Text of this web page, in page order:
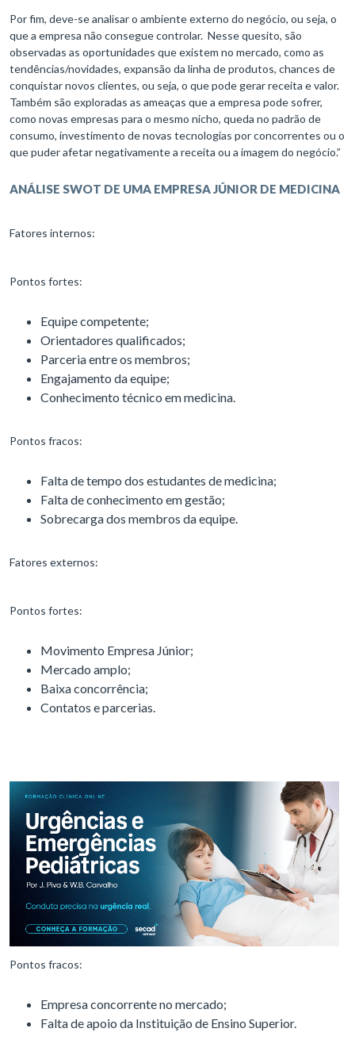
Por fim, deve-se analisar o ambiente externo do negócio, ou seja, o
que a empresa não consegue controlar. Nesse quesito, são
observadas as oportunidades que existem no mercado, como as
tendências/novidades, expansão da linha de produtos, chances de
conquistar novos clientes, ou seja, o que pode gerar receita e valor.
Também são exploradas as ameaças que a empresa pode sofrer,
como novas empresas para o mesmo nicho, queda no padrão de
consumo, investimento de novas tecnologias por concorrentes ou o
que puder afetar negativamente a receita ou a imagem do negócio.”
ANÁLISE SWOT DE UMA EMPRESA JÚNIOR DE MEDICINA
Fatores internos:
Pontos fortes:
Equipe competente;
Orientadores qualificados;
Parceria entre os membros;
Engajamento da equipe;
Conhecimento técnico em medicina.
Pontos fracos:
Falta de tempo dos estudantes de medicina;
Falta de conhecimento em gestão;
Sobrecarga dos membros da equipe.
Fatores externos:
Pontos fortes:
Movimento Empresa Júnior;
Mercado amplo;
Baixa concorrência;
Contatos e parcerias.
Pontos fracos:
Empresa concorrente no mercado;
Falta de apoio da Instituição de Ensino Superior.